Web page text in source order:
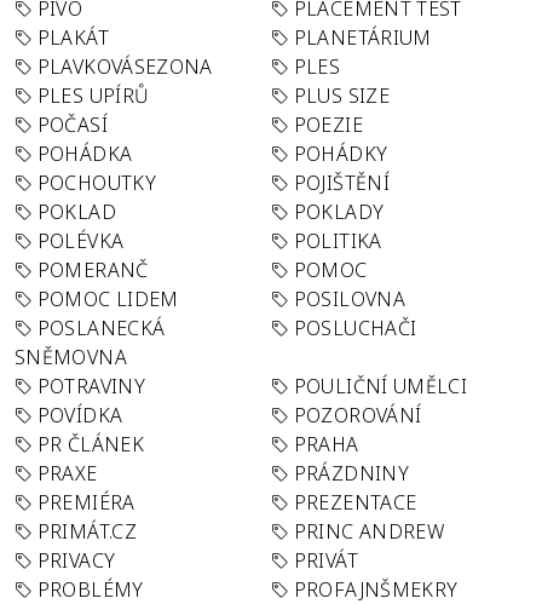
PIVO
PLACEMENT TEST
PLAKÁT
PLANETÁRIUM
PLAVKOVÁSEZONA
PLES
PLES UPÍRŮ
PLUS SIZE
POČASÍ
POEZIE
POHÁDKA
POHÁDKY
POCHOUTKY
POJIŠTĚNÍ
POKLAD
POKLADY
POLÉVKA
POLITIKA
POMERANČ
POMOC
POMOC LIDEM
POSILOVNA
POSLANECKÁ
SNĚMOVNA
POSLUCHAČI
POTRAVINY
POULIČNÍ UMĚLCI
POVÍDKA
POZOROVÁNÍ
PR ČLÁNEK
PRAHA
PRAXE
PRÁZDNINY
PREMIÉRA
PREZENTACE
PRIMÁT.CZ
PRINC ANDREW
PRIVACY
PRIVÁT
PROBLÉMY
PROFAJNŠMEKRY